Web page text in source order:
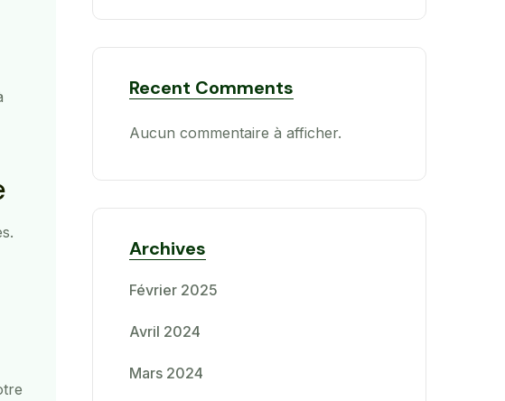
Recent Comments
Aucun commentaire à afficher.
Archives
Février 2025
Avril 2024
Mars 2024